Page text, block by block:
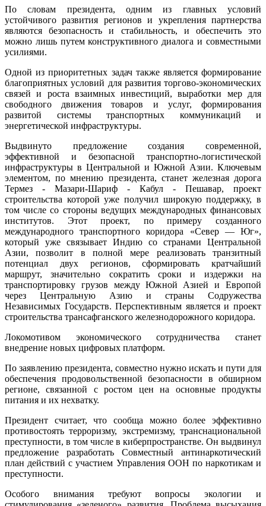
По словам президента, одним из главных условий
устойчивого развития регионов и укрепления партнерства
являются безопасность и стабильность, и обеспечить это
можно лишь путем конструктивного диалога и совместными
усилиями.
Одной из приоритетных задач также является формирование
благоприятных условий для развития торгово-экономических
связей и роста взаимных инвестиций, выработки мер для
свободного движения товаров и услуг, формирования
развитой системы транспортных коммуникаций и
энергетической инфраструктуры.
Выдвинуто предложение создания современной,
эффективной и безопасной транспортно-логистической
инфраструктуры в Центральной и Южной Азии. Ключевым
элементом, по мнению президента, станет железная дорога
Термез - Мазари-Шариф - Кабул - Пешавар, проект
строительства которой уже получил широкую поддержку, в
том числе со стороны ведущих международных финансовых
институтов. Этот проект, по примеру созданного
международного транспортного коридора «Север — Юг»,
который уже связывает Индию со странами Центральной
Азии, позволит в полной мере реализовать транзитный
потенциал двух регионов, сформировать кратчайший
маршрут, значительно сократить сроки и издержки на
транспортировку грузов между Южной Азией и Европой
через Центральную Азию и страны Содружества
Независимых Государств. Перспективным является и проект
строительства трансафганского железнодорожного коридора.
Локомотивом экономического сотрудничества станет
внедрение новых цифровых платформ.
По заявлению президента, совместно нужно искать и пути для
обеспечения продовольственной безопасности в обширном
регионе, связанной с ростом цен на основные продукты
питания и их нехватку.
Президент считает, что сообща можно более эффективно
противостоять терроризму, экстремизму, транснациональной
преступности, в том числе в киберпространстве. Он выдвинул
предложение разработать Совместный антинаркотический
план действий с участием Управления ООН по наркотикам и
преступности.
Особого внимания требуют вопросы экологии и